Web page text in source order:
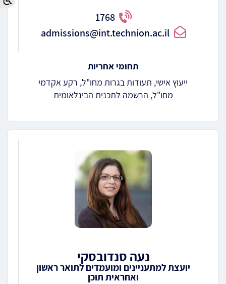
1768
admissions@int.technion.ac.il
תחומי אחריות
ייעוץ אישי, תעודות בגרות מחו"ל, רקע אקדמי
מחו"ל, הרשמה לתכנית הבינלאומית
נעה סנדובסקי
יועצת למתעניינים ומועמדים לתואר ראשון
ואחראית תוכן